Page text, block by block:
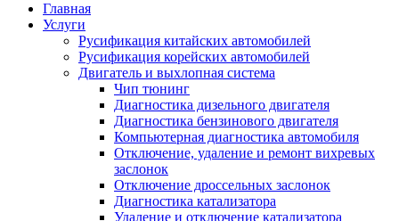
Главная
Услуги
Русификация китайских автомобилей
Русификация корейских автомобилей
Двигатель и выхлопная система
Чип тюнинг
Диагностика дизельного двигателя
Диагностика бензинового двигателя
Компьютерная диагностика автомобиля
Отключение, удаление и ремонт вихревых
заслонок
Отключение дроссельных заслонок
Диагностика катализатора
Удаление и отключение катализатора